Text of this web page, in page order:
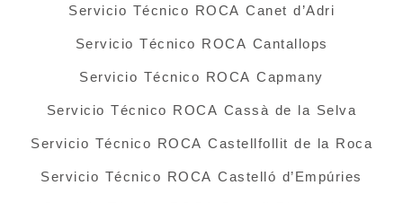
Servicio Técnico ROCA Canet d’Adri
Servicio Técnico ROCA Cantallops
Servicio Técnico ROCA Capmany
Servicio Técnico ROCA Cassà de la Selva
Servicio Técnico ROCA Castellfollit de la Roca
Servicio Técnico ROCA Castelló d’Empúries